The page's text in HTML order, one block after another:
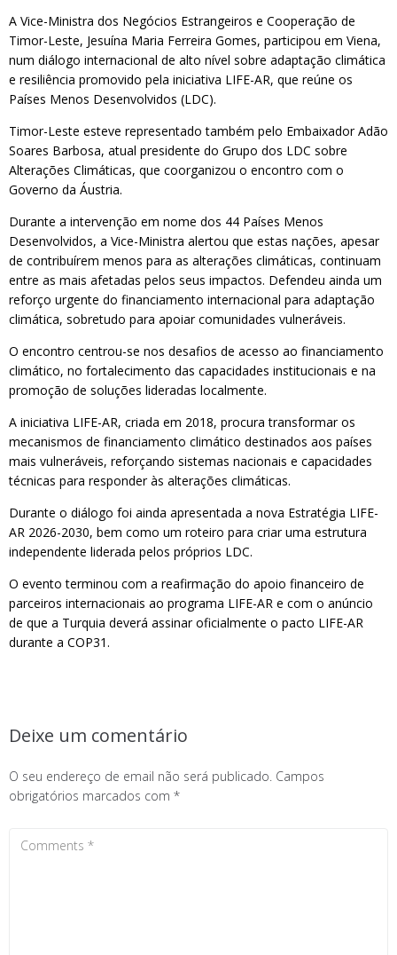
A Vice-Ministra dos Negócios Estrangeiros e Cooperação de
Timor-Leste, Jesuína Maria Ferreira Gomes, participou em Viena,
num diálogo internacional de alto nível sobre adaptação climática
e resiliência promovido pela iniciativa LIFE-AR, que reúne os
Países Menos Desenvolvidos (LDC).
Timor-Leste esteve representado também pelo Embaixador Adão
Soares Barbosa, atual presidente do Grupo dos LDC sobre
Alterações Climáticas, que coorganizou o encontro com o
Governo da Áustria.
Durante a intervenção em nome dos 44 Países Menos
Desenvolvidos, a Vice-Ministra alertou que estas nações, apesar
de contribuírem menos para as alterações climáticas, continuam
entre as mais afetadas pelos seus impactos. Defendeu ainda um
reforço urgente do financiamento internacional para adaptação
climática, sobretudo para apoiar comunidades vulneráveis.
O encontro centrou-se nos desafios de acesso ao financiamento
climático, no fortalecimento das capacidades institucionais e na
promoção de soluções lideradas localmente.
A iniciativa LIFE-AR, criada em 2018, procura transformar os
mecanismos de financiamento climático destinados aos países
mais vulneráveis, reforçando sistemas nacionais e capacidades
técnicas para responder às alterações climáticas.
Durante o diálogo foi ainda apresentada a nova Estratégia LIFE-
AR 2026-2030, bem como um roteiro para criar uma estrutura
independente liderada pelos próprios LDC.
O evento terminou com a reafirmação do apoio financeiro de
parceiros internacionais ao programa LIFE-AR e com o anúncio
de que a Turquia deverá assinar oficialmente o pacto LIFE-AR
durante a COP31.
Deixe um comentário
O seu endereço de email não será publicado. Campos
obrigatórios marcados com *